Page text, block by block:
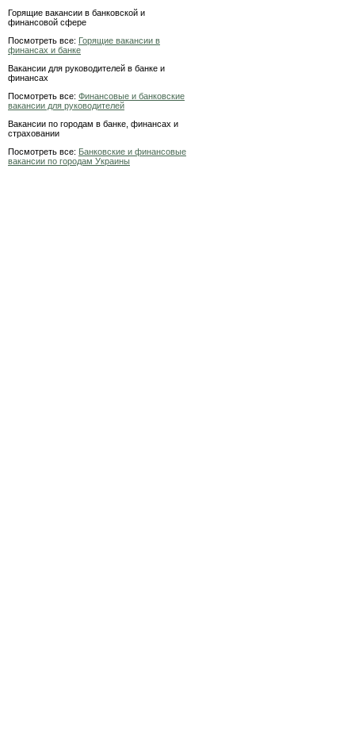
Горящие вакансии в банковской и
финансовой сфере
Посмотреть все: Горящие вакансии в
финансах и банке
Вакансии для руководителей в банке и
финансах
Посмотреть все: Финансовые и банковские
вакансии для руководителей
Вакансии по городам в банке, финансах и
страховании
Посмотреть все: Банковские и финансовые
вакансии по городам Украины